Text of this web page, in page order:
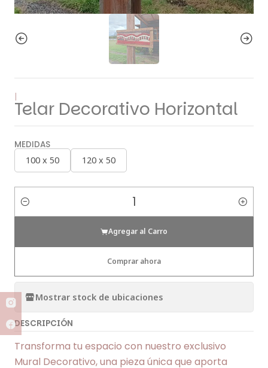
|
Telar Decorativo Horizontal
MEDIDAS
100 x 50
120 x 50
Cantidad
Agregar al Carro
Comprar ahora
Mostrar stock de ubicaciones
DESCRIPCIÓN
Transforma tu espacio con nuestro exclusivo
Mural Decorativo, una pieza única que aporta